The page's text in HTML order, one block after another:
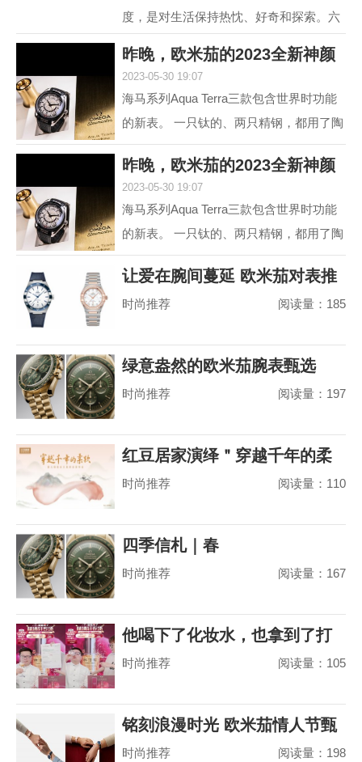
度，是对生活保持热忱、好奇和探索。六
茄彩色盘面腕表，...
昨晚，欧米茄的2023全新神颜
2023-05-30 19:07
海马系列Aqua Terra三款包含世界时功能
的新表。 一只钛的、两只精钢，都用了陶
瓷圈儿。 世界时以海马加身，是为强调运
动属性。约定俗成...
昨晚，欧米茄的2023全新神颜
2023-05-30 19:07
海马系列Aqua Terra三款包含世界时功能
的新表。 一只钛的、两只精钢，都用了陶
瓷圈儿。 世界时以海马加身，是为强调运
动属性。约定俗成...
让爱在腕间蔓延 欧米茄对表推
荐
时尚推荐 阅读量：185
绿意盎然的欧米茄腕表甄选
时尚推荐 阅读量：197
红豆居家演绎＂穿越千年的柔
软＂，婴儿绵真
时尚推荐 阅读量：110
四季信札｜春
时尚推荐 阅读量：167
他喝下了化妆水，也拿到了打
赢山茶花之争的
时尚推荐 阅读量：105
铭刻浪漫时光 欧米茄情人节甄
选
时尚推荐 阅读量：198